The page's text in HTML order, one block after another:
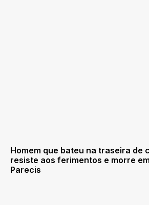
Homem que bateu na traseira de
resiste aos ferimentos e morre
Parecis